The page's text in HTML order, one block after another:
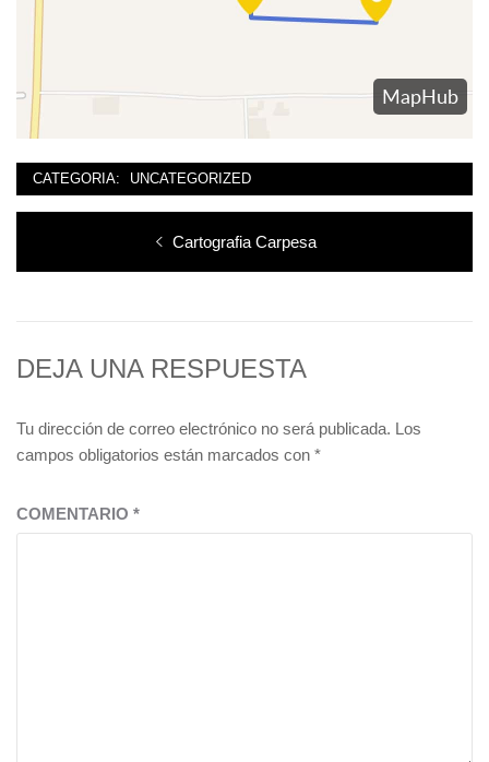
CATEGORIA: UNCATEGORIZED
Navegación
de
Entrada
Cartografia Carpesa
DEJA UNA RESPUESTA
Tu dirección de correo electrónico no será publicada. Los
campos obligatorios están marcados con *
COMENTARIO *